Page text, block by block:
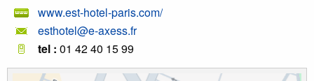
www.est-hotel-paris.com/
esthotel@e-axess.fr
tel : 01 42 40 15 99